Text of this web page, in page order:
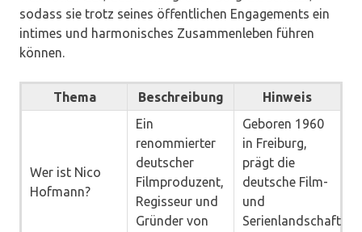
sodass sie trotz seines öffentlichen Engagements ein
intimes und harmonisches Zusammenleben führen
können.
Thema Beschreibung Hinweis
Wer ist Nico
Hofmann?
Ein
renommierter
deutscher
Filmproduzent,
Regisseur und
Gründer von
Geboren 1960
in Freiburg,
prägt die
deutsche Film-
und
Serienlandschaft